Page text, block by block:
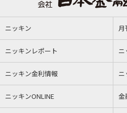
ニッキン 月
ニッキンレポート ニ
ニッキン金利情報 ニ
ニッキンONLINE 金